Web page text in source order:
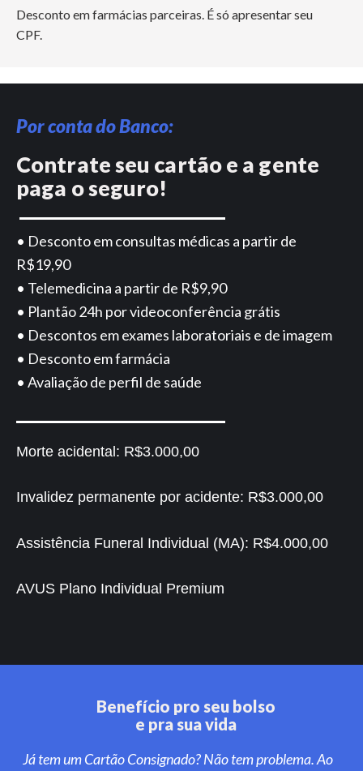
Desconto em farmácias parceiras. É só apresentar seu
CPF.
Por conta do Banco:
Contrate seu cartão e a gente
paga o seguro!
• Desconto em consultas médicas a partir de
R$19,90
• Telemedicina a partir de R$9,90
• Plantão 24h por videoconferência grátis
• Descontos em exames laboratoriais e de imagem
• Desconto em farmácia
• Avaliação de perfil de saúde
Morte acidental: R$3.000,00
Invalidez permanente por acidente: R$3.000,00
Assistência Funeral Individual (MA): R$4.000,00
AVUS Plano Individual Premium
Benefício pro seu bolso
e pra sua vida
Já tem um Cartão Consignado? Não tem problema. Ao